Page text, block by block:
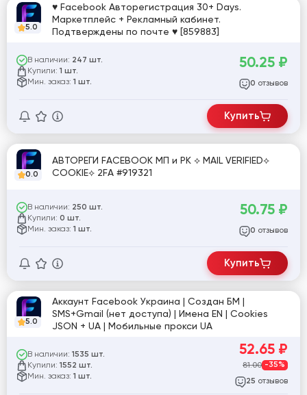
5.0
♥ Facebook Авторегистрация 30+ Days.
Маркетплейс + Рекламный кабинет.
Подтверждены по почте ♥ [859883]
В наличии: 247 шт.
Купили: 1 шт.
Мин. заказ: 1 шт.
50.25 ₽
0 отзывов
Купить
0.0
АВТОРЕГИ FACEBOOK МП и РК ⟡ MAIL VERIFIED⟡
COOKIE⟡ 2FA #919321
В наличии: 250 шт.
Купили: 0 шт.
Мин. заказ: 1 шт.
50.75 ₽
0 отзывов
Купить
5.0
Аккаунт Facebook Украина | Создан БМ |
SMS+Gmail (нет доступа) | Имена EN | Cookies
JSON + UA | Мобильные прокси UA
В наличии: 1535 шт.
Купили: 1552 шт.
Мин. заказ: 1 шт.
52.65 ₽
81.00 -35%
25 отзывов